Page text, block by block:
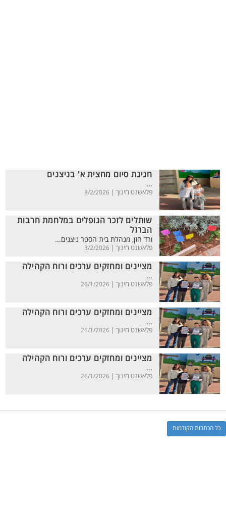
חגיגת סיום מחצית א' בניצנים
...
פלאשנט חינוך | 8/2/2026
שותלים לזכר הנופלים במלחמת חרבות
הברזל
ורד חזן, מנהלת בית הספר ניצנים...
פלאשנט חינוך | 3/2/2026
מציינים ומחזקים ערכים ורוח הקהילה
...
פלאשנט חינוך | 26/1/2026
מציינים ומחזקים ערכים ורוח הקהילה
...
פלאשנט חינוך | 26/1/2026
מציינים ומחזקים ערכים ורוח הקהילה
...
פלאשנט חינוך | 26/1/2026
כל הכתבות הקודמות